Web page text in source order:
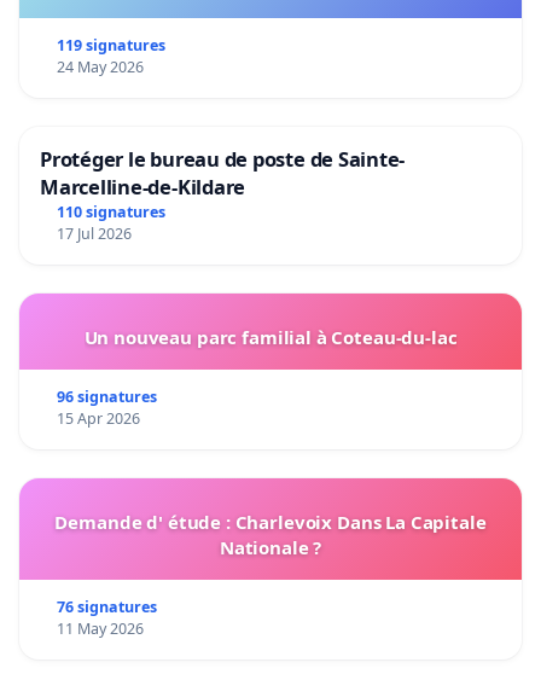
119 signatures
24 May 2026
Protéger le bureau de poste de Sainte-
Marcelline-de-Kildare
110 signatures
17 Jul 2026
Un nouveau parc familial à Coteau-du-lac
96 signatures
15 Apr 2026
Demande d' étude : Charlevoix Dans La Capitale
Nationale ?
76 signatures
11 May 2026